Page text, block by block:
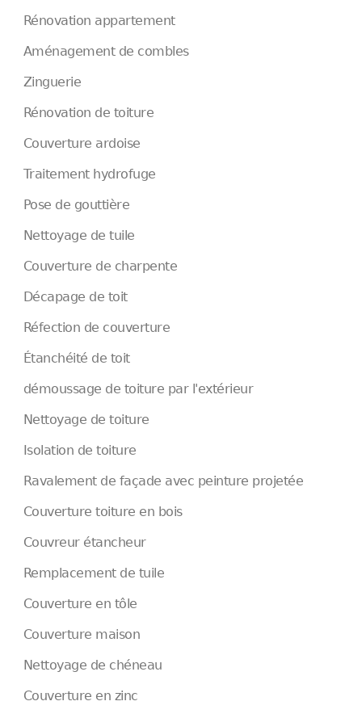
Rénovation appartement
Aménagement de combles
Zinguerie
Rénovation de toiture
Couverture ardoise
Traitement hydrofuge
Pose de gouttière
Nettoyage de tuile
Couverture de charpente
Décapage de toit
Réfection de couverture
Étanchéité de toit
démoussage de toiture par l'extérieur
Nettoyage de toiture
Isolation de toiture
Ravalement de façade avec peinture projetée
Couverture toiture en bois
Couvreur étancheur
Remplacement de tuile
Couverture en tôle
Couverture maison
Nettoyage de chéneau
Couverture en zinc